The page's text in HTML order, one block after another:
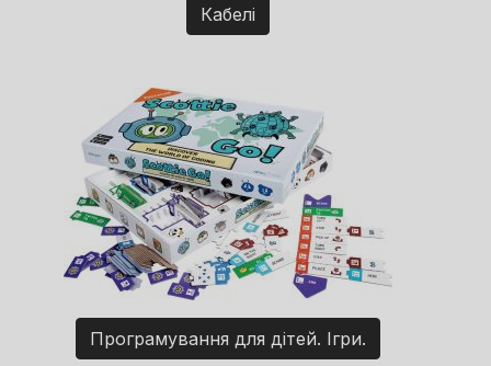
Кабелі
Програмування для дітей. Ігри.